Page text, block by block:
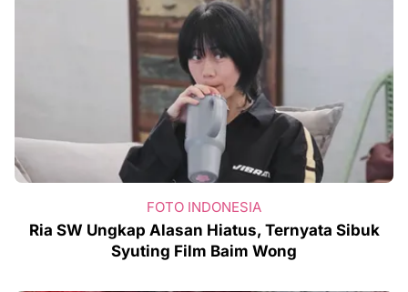
FOTO INDONESIA
Ria SW Ungkap Alasan Hiatus, Ternyata Sibuk
Syuting Film Baim Wong